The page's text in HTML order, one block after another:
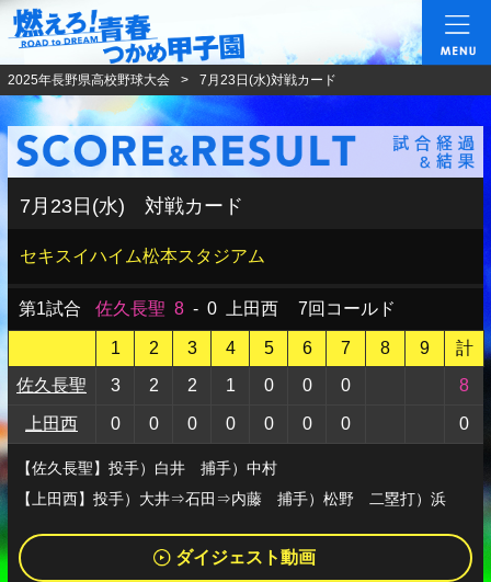
燃えろ!青春 つかめ
2025年長野県高校野球大会 7月23日(水)対戦カード
7月23日(水) 対戦カード
セキスイハイム松本スタジアム
第1試合 佐久長聖 8 - 0 上田西 7回コールド
1 2 3 4 5 6 7 8 9
計
佐久長聖
3 2 2 1 0 0 0 8
上田西 0 0 0 0 0 0 0 0
【佐久長聖】投手）白井 捕手）中村
【上田西】投手）大井⇒石田⇒内藤 捕手）松野 二塁打）浜
ダイジェスト動画